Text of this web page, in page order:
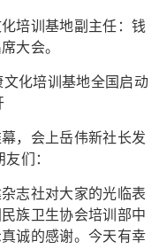
培训基地副主任：钱
大会。
，会上岳伟新社长发
们：
志社对大家的光临表
族卫生协会培训部中
诚的感谢。今天有幸